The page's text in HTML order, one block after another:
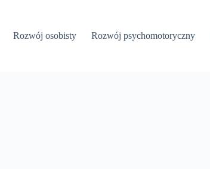
Rozwój osobisty Rozwój psychomotoryczny